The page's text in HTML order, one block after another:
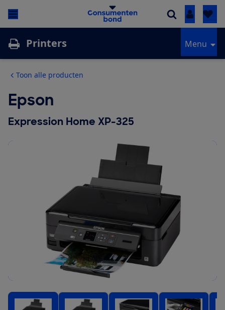
Inloggen
Printers Menu
Toon alle producten
Epson
Expression Home XP-325